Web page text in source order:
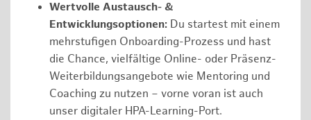
Wertvolle Austausch- &
Entwicklungsoptionen: Du startest mit einem
mehrstufigen Onboarding-Prozess und hast
die Chance, vielfältige Online- oder Präsenz-
Weiterbildungsangebote wie Mentoring und
Coaching zu nutzen – vorne voran ist auch
unser digitaler HPA-Learning-Port.